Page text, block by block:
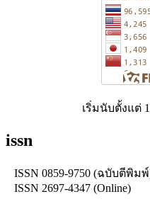
เริ่มนับตั้งแต่
issn
ISSN 0859-9750 (ฉบับตีพิม
ISSN 2697-4347 (Online)